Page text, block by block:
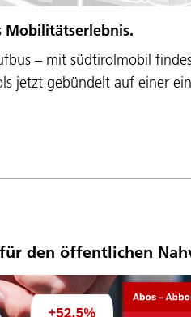
Mobilitätserlebnis.
– mit südtirolmobil
jetzt gebündelt auf einer
den öffentlichen